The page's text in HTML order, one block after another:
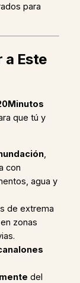
para
a Este
que tú y
,
con
agua y
de extrema
zonas
del